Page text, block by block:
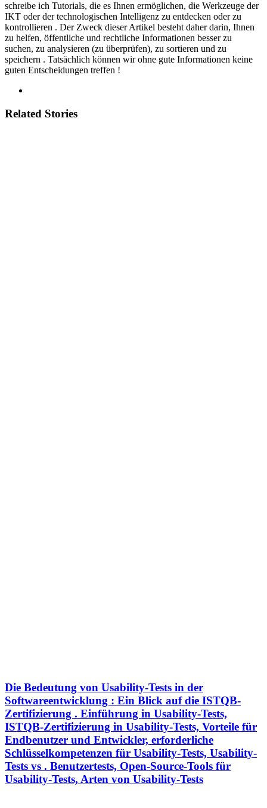
schreibe ich Tutorials, die es Ihnen ermöglichen, die Werkzeuge der
IKT oder der technologischen Intelligenz zu entdecken oder zu
kontrollieren . Der Zweck dieser Artikel besteht daher darin, Ihnen
zu helfen, öffentliche und rechtliche Informationen besser zu
suchen, zu analysieren (zu überprüfen), zu sortieren und zu
speichern . Tatsächlich können wir ohne gute Informationen keine
guten Entscheidungen treffen !
Related Stories
Die Bedeutung von Usability-Tests in der
Softwareentwicklung : Ein Blick auf die ISTQB-
Zertifizierung . Einführung in Usability-Tests,
ISTQB-Zertifizierung in Usability-Tests, Vorteile für
Endbenutzer und Entwickler, erforderliche
Schlüsselkompetenzen für Usability-Tests, Usability-
Tests vs . Benutzertests, Open-Source-Tools für
Usability-Tests, Arten von Usability-Tests